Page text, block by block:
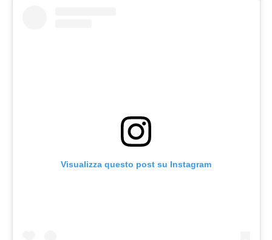
Visualizza questo post su Instagram